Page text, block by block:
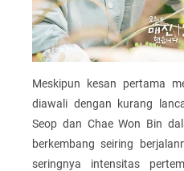
Meskipun kesan pertama
diawali dengan kurang
Seop dan Chae Won Bin
berkembang seiring
seringnya intensitas